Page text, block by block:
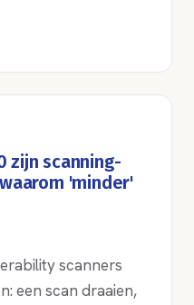
zijn scanning-
'minder'
scanners
een scan draaien,